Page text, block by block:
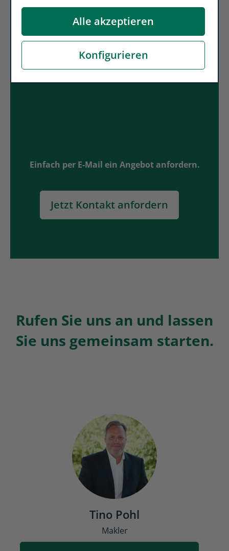
Alle akzeptieren
Konfigurieren
Sie in die Gesundheit Ihrer Mitarbeiter/-innen – es
Einfach per E-Mail ein Angebot anfordern.
Jetzt Kontakt anfordern
Rufen Sie uns an und lassen
Sie uns gemeinsam starten.
Tino Pohl
Makler